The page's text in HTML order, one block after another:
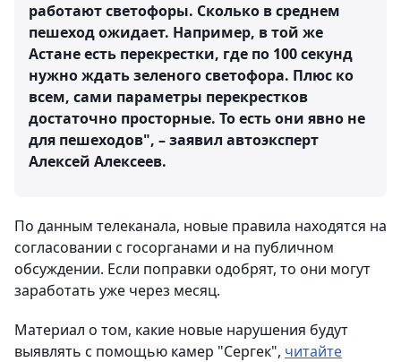
работают светофоры. Сколько в среднем
пешеход ожидает. Например, в той же
Астане есть перекрестки, где по 100 секунд
нужно ждать зеленого светофора. Плюс ко
всем, сами параметры перекрестков
достаточно просторные. То есть они явно не
для пешеходов", – заявил автоэксперт
Алексей Алексеев.
По данным телеканала, новые правила находятся на
согласовании с госорганами и на публичном
обсуждении. Если поправки одобрят, то они могут
заработать уже через месяц.
Материал о том, какие новые нарушения будут
выявлять с помощью камер "Сергек", читайте